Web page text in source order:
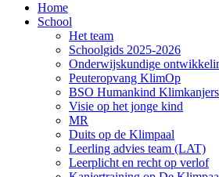
Home
School
Het team
Schoolgids 2025-2026
Onderwijskundige
Peuteropvang KlimOp
BSO Humankind Klimkanjers
Visie op het jonge kind
MR
Duits op de Klimpaal
Leerling advies team (LAT)
Leerplicht en recht op verlof